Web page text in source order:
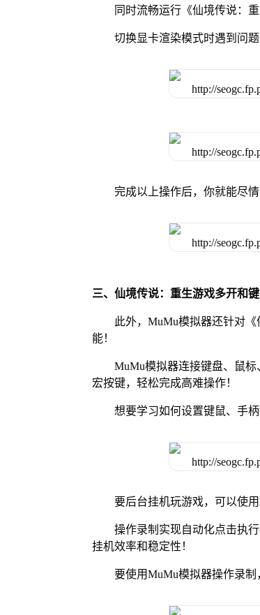
同时流畅运行《仙境传说：
切换显卡渲染模式时遇到问
完成以上操作后，你就能尽
三、仙境传说：重生游戏多开和
此外，MuMu模拟器还针对
能！
MuMu模拟器连接键盘、鼠
宏按键，轻松完成高难操作！
想要学习如何设置键鼠、手
要后台挂机玩游戏，可以使
操作录制实现自动化点击执
挂机效率和稳定性！
要使用MuMu模拟器操作录制